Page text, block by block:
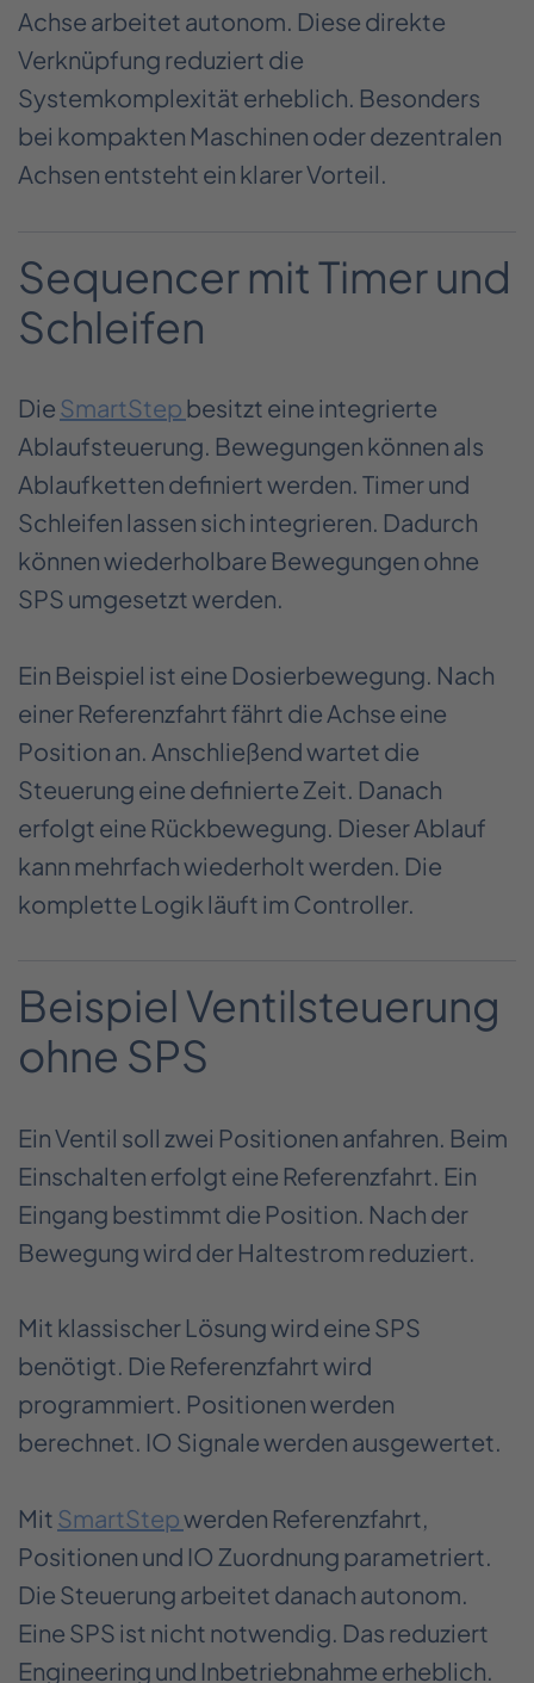
Achse arbeitet autonom. Diese direkte
Verknüpfung reduziert die
Systemkomplexität erheblich. Besonders
bei kompakten Maschinen oder dezentralen
Achsen entsteht ein klarer Vorteil.
Sequencer mit Timer und
Schleifen
Die SmartStep besitzt eine integrierte
Ablaufsteuerung. Bewegungen können als
Ablaufketten definiert werden. Timer und
Schleifen lassen sich integrieren. Dadurch
können wiederholbare Bewegungen ohne
SPS umgesetzt werden.
Ein Beispiel ist eine Dosierbewegung. Nach
einer Referenzfahrt fährt die Achse eine
Position an. Anschließend wartet die
Steuerung eine definierte Zeit. Danach
erfolgt eine Rückbewegung. Dieser Ablauf
kann mehrfach wiederholt werden. Die
komplette Logik läuft im Controller.
Beispiel Ventilsteuerung
ohne SPS
Ein Ventil soll zwei Positionen anfahren. Beim
Einschalten erfolgt eine Referenzfahrt. Ein
Eingang bestimmt die Position. Nach der
Bewegung wird der Haltestrom reduziert.
Mit klassischer Lösung wird eine SPS
benötigt. Die Referenzfahrt wird
programmiert. Positionen werden
berechnet. IO Signale werden ausgewertet.
Mit SmartStepwerden Referenzfahrt,
Positionen und IO Zuordnung parametriert.
Die Steuerung arbeitet danach autonom.
Eine SPS ist nicht notwendig. Das reduziert
Engineering und Inbetriebnahme erheblich.